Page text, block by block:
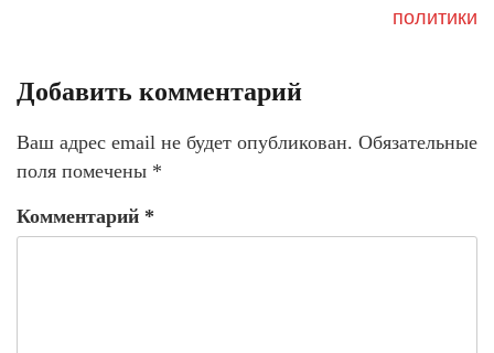
политики
Добавить комментарий
Ваш адрес email не будет опубликован. Обязательные
поля помечены *
Комментарий *